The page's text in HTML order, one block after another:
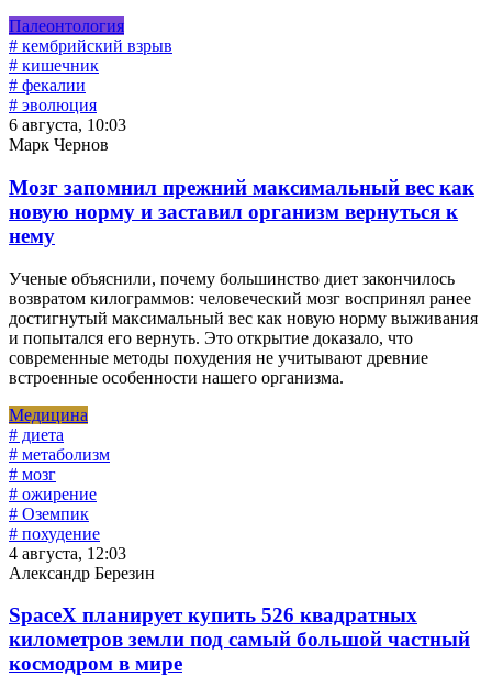
Палеонтология
# кембрийский взрыв
# кишечник
# фекалии
# эволюция
6 августа, 10:03
Марк Чернов
Мозг запомнил прежний максимальный вес как
новую норму и заставил организм вернуться к
нему
Ученые объяснили, почему большинство диет закончилось
возвратом килограммов: человеческий мозг воспринял ранее
достигнутый максимальный вес как новую норму выживания
и попытался его вернуть. Это открытие доказало, что
современные методы похудения не учитывают древние
встроенные особенности нашего организма.
Медицина
# диета
# метаболизм
# мозг
# ожирение
# Оземпик
# похудение
4 августа, 12:03
Александр Березин
SpaceX планирует купить 526 квадратных
километров земли под самый большой частный
космодром в мире